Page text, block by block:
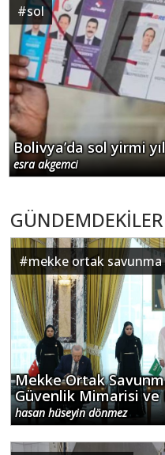
#sol
Bolivya’da sol yirmi
esra akgemci
GÜNDEMDEKİLER
#mekke ortak savunma
Mekke Ortak
Güvenlik Mimarisi
hasan hüseyin dönmez